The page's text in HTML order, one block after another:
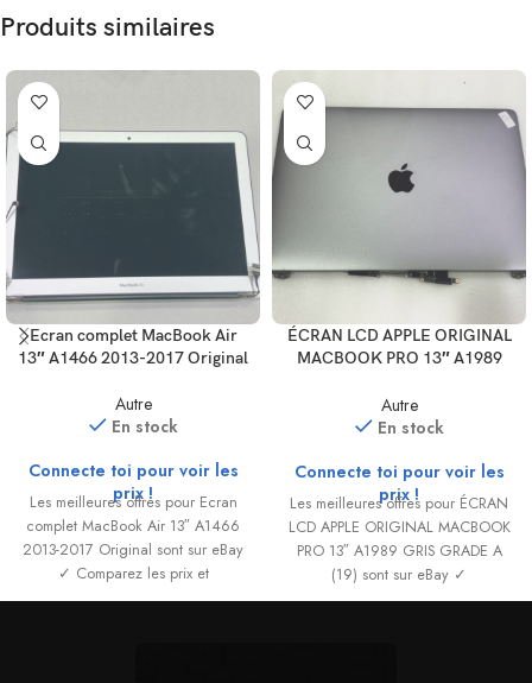
Produits similaires
Ecran complet MacBook Air
13″ A1466 2013-2017 Original
Autre
En stock
Connecte toi pour voir les
prix !
Les meilleures offres pour Ecran
complet MacBook Air 13″ A1466
2013-2017 Original sont sur eBay
✓ Comparez les prix et
ÉCRAN LCD APPLE ORIGINAL
MACBOOK PRO 13″ A1989
Autre
En stock
Connecte toi pour voir les
prix !
Les meilleures offres pour ÉCRAN
LCD APPLE ORIGINAL MACBOOK
PRO 13″ A1989 GRIS GRADE A
(19) sont sur eBay ✓